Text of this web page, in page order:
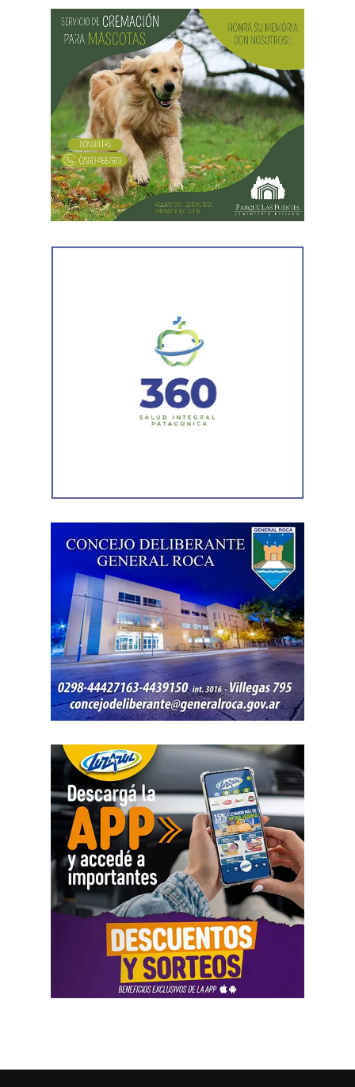
Desde Vialidad Nacional informaron que,durante las
próximas semanas, el operativo de bacheo será
reforzado con dos nuevas cuadrillas de trabajo y dos
camiones bacheadores, lo que permitirá incrementar
el ritmo de ejecución y optimizar las tareas de
mantenimiento en distintos puntos del Alto Valle.
Por otra parte, el organismo avanza con el relevamiento
sectores más deteriorados y mejorar las condiciones de